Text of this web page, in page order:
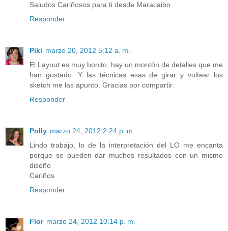
Saludos Cariñosos para ti desde Maracaibo
Responder
Piki marzo 20, 2012 5:12 a. m.
El Layout es muy bonito, hay un montón de detalles que me
han gustado. Y las técnicas esas de girar y voltear los
sketch me las apunto. Gracias por compartir.
Responder
Polly marzo 24, 2012 2:24 p. m.
Lindo trabajo, lo de la interpretación del LO me encanta
porque se pueden dar muchos resultados con un mismo
diseño
Cariños
Responder
Flor marzo 24, 2012 10:14 p. m.